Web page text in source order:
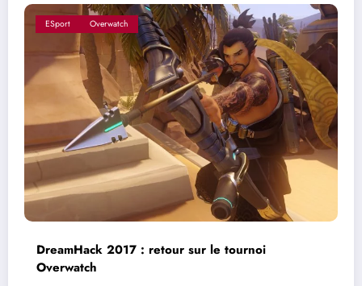
ESport Overwatch
DreamHack 2017 : retour sur le tournoi
Overwatch